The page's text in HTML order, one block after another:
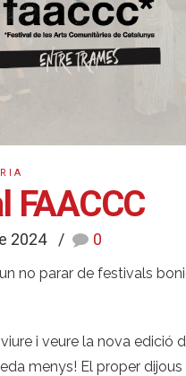
FAACCC
2024 0
no parar de festivals
i veure la nova edició
menys! El proper dijous